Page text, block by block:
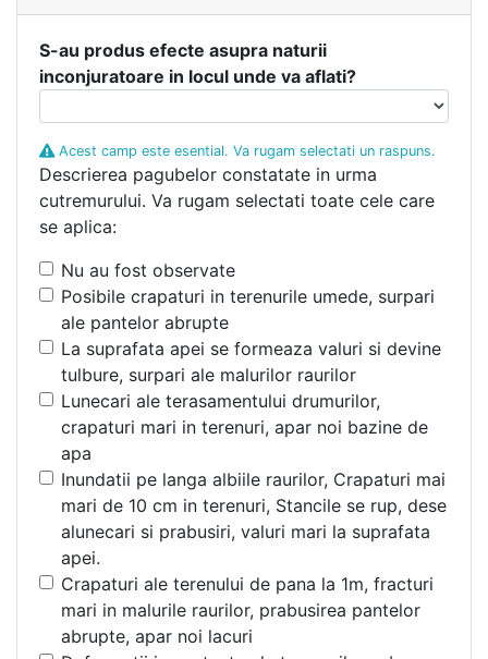
S-au produs efecte asupra naturii
inconjuratoare in locul unde va aflati?
Acest camp este esential. Va rugam selectati un raspuns.
Descrierea pagubelor constatate in urma
cutremurului. Va rugam selectati toate cele care
se aplica:
Nu au fost observate
Posibile crapaturi in terenurile umede, surpari
ale pantelor abrupte
La suprafata apei se formeaza valuri si devine
tulbure, surpari ale malurilor raurilor
Lunecari ale terasamentului drumurilor,
crapaturi mari in terenuri, apar noi bazine de
apa
Inundatii pe langa albiile raurilor, Crapaturi mai
mari de 10 cm in terenuri, Stancile se rup, dese
alunecari si prabusiri, valuri mari la suprafata
apei.
Crapaturi ale terenului de pana la 1m, fracturi
mari in malurile raurilor, prabusirea pantelor
abrupte, apar noi lacuri